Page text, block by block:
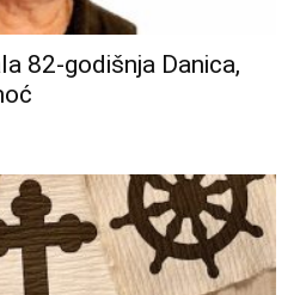
82-godišnja Danica,